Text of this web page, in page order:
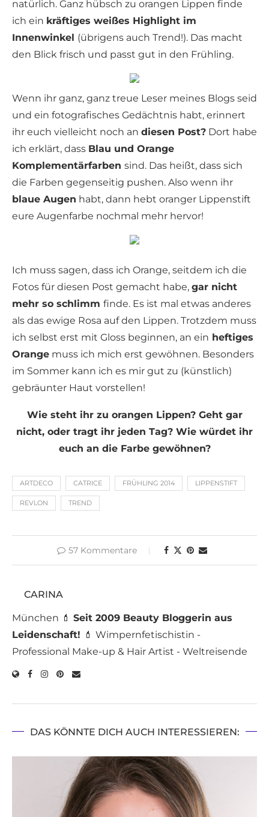
natürlich. Ganz hübsch zu orangen Lippen finde
ich ein kräftiges weißes Highlight im
Innenwinkel (übrigens auch Trend!). Das macht
den Blick frisch und passt gut in den Frühling.
Wenn ihr ganz, ganz treue Leser meines Blogs seid
und ein fotografisches Gedächtnis habt, erinnert
ihr euch vielleicht noch an diesen Post? Dort habe
ich erklärt, dass Blau und Orange
Komplementärfarben sind. Das heißt, dass sich
die Farben gegenseitig pushen. Also wenn ihr
blaue Augen habt, dann hebt oranger Lippenstift
eure Augenfarbe nochmal mehr hervor!
Ich muss sagen, dass ich Orange, seitdem ich die
Fotos für diesen Post gemacht habe, gar nicht
mehr so schlimm finde. Es ist mal etwas anderes
als das ewige Rosa auf den Lippen. Trotzdem muss
ich selbst erst mit Gloss beginnen, an ein heftiges
Orange muss ich mich erst gewöhnen. Besonders
im Sommer kann ich es mir gut zu (künstlich)
gebräunter Haut vorstellen!
Wie steht ihr zu orangen Lippen? Geht gar
nicht, oder tragt ihr jeden Tag? Wie würdet ihr
euch an die Farbe gewöhnen?
ARTDECO CATRICE FRÜHLING 2014 LIPPENSTIFT
REVLON TREND
57 Kommentare
CARINA
München 💄 Seit 2009 Beauty Bloggerin aus
Leidenschaft! 💄 Wimpernfetischistin -
Professional Make-up & Hair Artist - Weltreisende
DAS KÖNNTE DICH AUCH INTERESSIEREN: